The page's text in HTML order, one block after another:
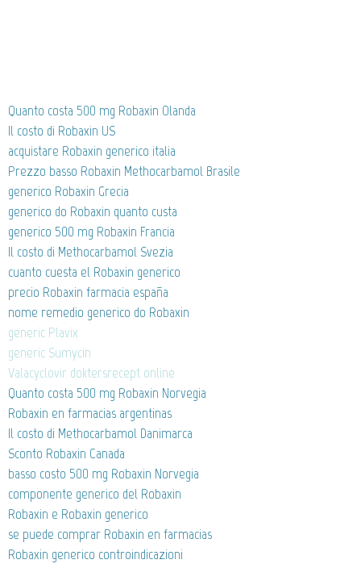
Quanto costa 500 mg Robaxin Olanda
Il costo di Robaxin US
acquistare Robaxin generico italia
Prezzo basso Robaxin Methocarbamol Brasile
generico Robaxin Grecia
generico do Robaxin quanto custa
generico 500 mg Robaxin Francia
Il costo di Methocarbamol Svezia
cuanto cuesta el Robaxin generico
precio Robaxin farmacia españa
nome remedio generico do Robaxin
generic Plavix
generic Sumycin
Valacyclovir doktersrecept online
Quanto costa 500 mg Robaxin Norvegia
Robaxin en farmacias argentinas
Il costo di Methocarbamol Danimarca
Sconto Robaxin Canada
basso costo 500 mg Robaxin Norvegia
componente generico del Robaxin
Robaxin e Robaxin generico
se puede comprar Robaxin en farmacias
Robaxin generico controindicazioni